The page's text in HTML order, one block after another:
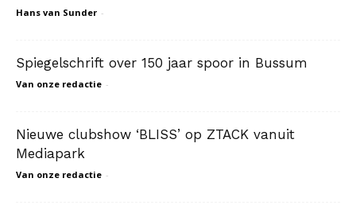
Hans van Sunder -
Spiegelschrift over 150 jaar spoor in Bussum
Van onze redactie -
Nieuwe clubshow ‘BLISS’ op ZTACK vanuit
Mediapark
Van onze redactie -